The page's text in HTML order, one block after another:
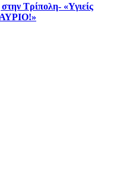
Τρίπολη- «Υγιείς
ΑΥΡΙΟ!»